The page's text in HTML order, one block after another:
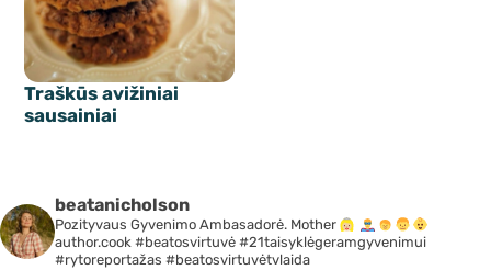
Traškūs avižiniai
sausainiai
beatanicholson
Pozityvaus Gyvenimo Ambasadorė. Mother
author.cook #beatosvirtuvė #21taisyklėgeramgyvenimui
#rytoreportažas #beatosvirtuvėtvlaida